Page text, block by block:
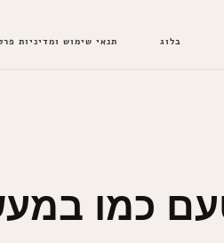
בלוג תנאי שימוש ומדיניות
כמו